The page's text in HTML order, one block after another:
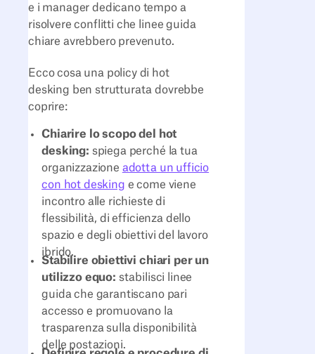
e i manager dedicano tempo a
risolvere conflitti che linee guida
chiare avrebbero prevenuto.
Ecco cosa una policy di hot
desking ben strutturata dovrebbe
coprire:
Chiarire lo scopo del hot
desking: spiega perché la tua
organizzazione adotta un ufficio
con hot desking e come viene
incontro alle richieste di
flessibilità, di efficienza dello
spazio e degli obiettivi del lavoro
ibrido.
Stabilire obiettivi chiari per un
utilizzo equo: stabilisci linee
guida che garantiscano pari
accesso e promuovano la
trasparenza sulla disponibilità
delle postazioni.